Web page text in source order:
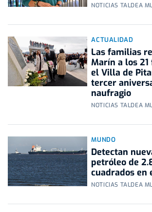
NOTICIAS TALDEA
ACTUALIDAD
Las familias
Marín a los
el Villa de
tercer
naufragio
NOTICIAS TALDEA
MUNDO
Detectan
petróleo de
cuadrados en
NOTICIAS TALDEA